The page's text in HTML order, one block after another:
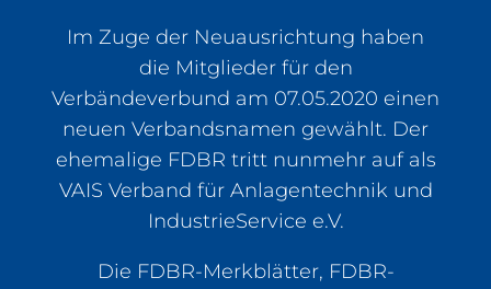
Im Zuge der Neuausrichtung haben
die Mitglieder für den
Verbändeverbund am 07.05.2020 einen
neuen Verbandsnamen gewählt. Der
ehemalige FDBR tritt nunmehr auf als
VAIS Verband für Anlagentechnik und
IndustrieService e.V.
Die FDBR-Merkblätter, FDBR-